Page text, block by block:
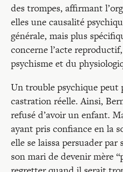
des trompes, affirmant
elles une causalité
générale, mais plus
concerne l’acte
psychisme et du
Un trouble psychique peut
castration réelle. Ainsi,
refusé d’avoir un enfant.
ayant pris confiance en la
elle se laissa persuader
son mari de devenir mère